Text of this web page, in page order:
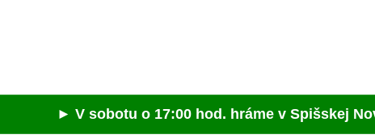
► V sobotu o 17:00 hod. hráme v Spišskej Novej Vsi ◄